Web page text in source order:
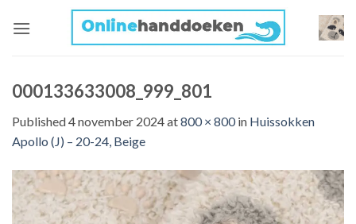
000133633008_999_801
Published4 november 2024at800 × 800in Huissokken
Apollo (J) – 20-24, Beige